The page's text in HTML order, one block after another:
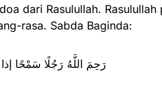
dari Rasulullah.
rasa. Sabda Baginda:
رَحِمَ اللَّهُ رَجُلًا سَمْحًا